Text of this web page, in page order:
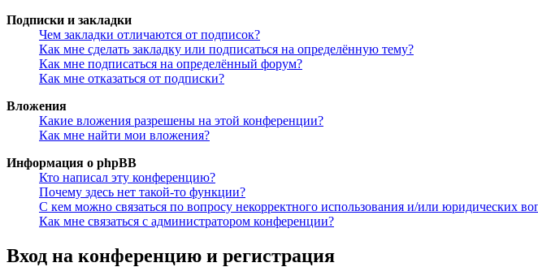
Подписки и закладки
Чем закладки отличаются от подписок?
Как мне сделать закладку или подписаться на определённую тему?
Как мне подписаться на определённый форум?
Как мне отказаться от подписки?
Вложения
Какие вложения разрешены на этой конференции?
Как мне найти мои вложения?
Информация о phpBB
Кто написал эту конференцию?
Почему здесь нет такой-то функции?
С кем можно связаться по вопросу некорректного использования и/или юридических
Как мне связаться с администратором конференции?
Вход на конференцию и регистрация